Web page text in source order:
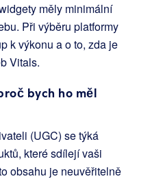
měly minimální
Při výběru platformy
k výkonu a o to, zda je
Vitals.
bych ho měl
(UGC) se týká
které sdílejí vaši
obsahu je neuvěřitelně